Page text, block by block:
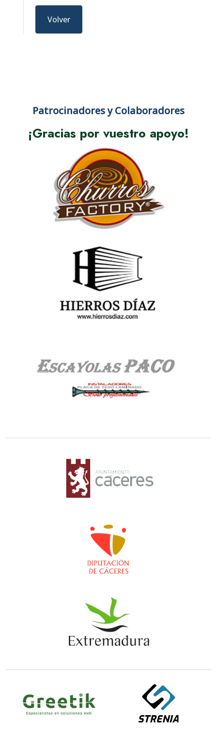
Volver
Patrocinadores y Colaboradores
¡Gracias por vuestro apoyo!